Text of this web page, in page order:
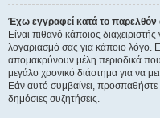
Έχω εγγραφεί κατά το
Είναι πιθανό κάποιος
λογαριασμό σας για κάποιο
απομακρύνουν μέλη περιοδικά
μεγάλο χρονικό διάστημα για να
Εάν αυτό συμβαίνει, προσπαθήστε
δημόσιες συζητήσεις.